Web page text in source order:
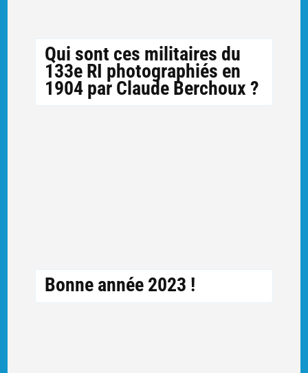
Qui sont ces militaires du
133e RI photographiés en
1904 par Claude Berchoux ?
Bonne année 2023 !